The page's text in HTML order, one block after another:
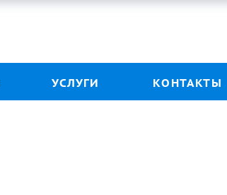
УСЛУГИ КОНТАКТЫ